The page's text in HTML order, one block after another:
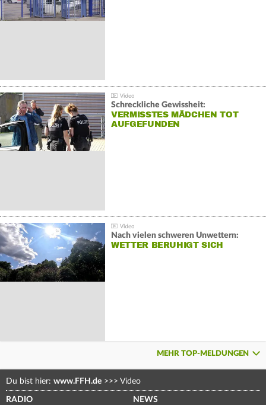
Schreckliche Gewissheit:
VERMISSTES MÄDCHEN TOT
AUFGEFUNDEN
Nach vielen schweren Unwettern:
WETTER BERUHIGT SICH
MEHR TOP-MELDUNGEN
Du bist hier: www.FFH.de >>> Video
RADIO NEWS